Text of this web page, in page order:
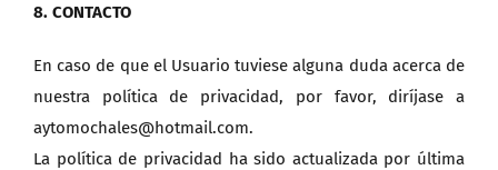
8. CONTACTO
En caso de que el Usuario tuviese alguna duda acerca de
nuestra política de privacidad, por favor, diríjase a
aytomochales@hotmail.com.
La política de privacidad ha sido actualizada por última